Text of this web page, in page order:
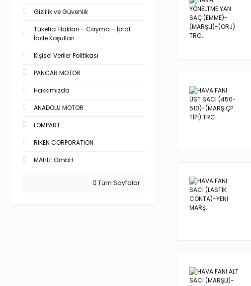
Gizlilik ve Güvenlik
Tüketici Hakları – Cayma – İptal
İade Koşulları
Kişisel Veriler Politikası
PANCAR MOTOR
Hakkımızda
ANADOLU MOTOR
LOMPART
RIKEN CORPORATION
MAHLE GmbH
Tüm Sayfalar